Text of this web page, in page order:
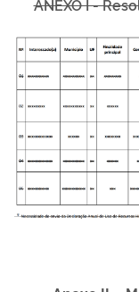
ANEXO I -